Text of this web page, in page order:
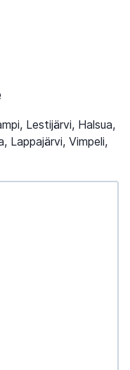
Lestijärvi, Halsua,
Lappajärvi, Vimpeli,